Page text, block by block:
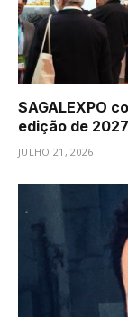
SAGALEXPO
edição de 2027
JULHO 21, 2026